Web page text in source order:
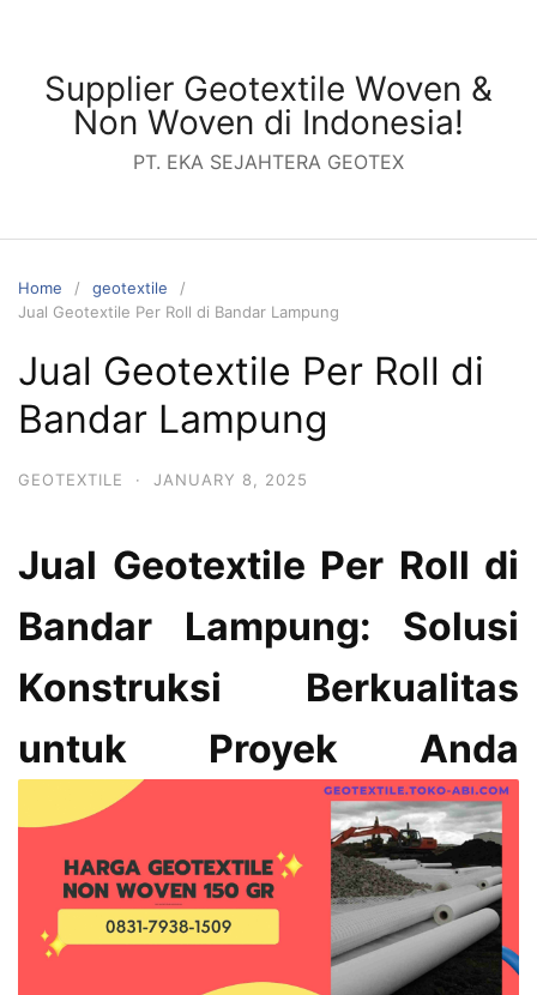
contentSupplier Geotextile Woven &
Non Woven di Indonesia!
PT. EKA SEJAHTERA GEOTEX
Home
geotextile
Jual Geotextile Per Roll di Bandar Lampung
Jual Geotextile Per Roll di
Bandar Lampung
GEOTEXTILE · JANUARY 8, 2025
Jual Geotextile Per Roll di
Bandar Lampung: Solusi
Konstruksi Berkualitas
untuk Proyek Anda